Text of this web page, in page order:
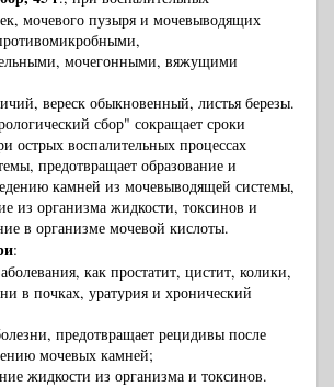
мочевого пузыря и мочевыводящих
мочегонными, вяжущими
вереск обыкновенный, листья березы.
сбор" сокращает сроки
острых воспалительных процессах
предотвращает образование и
камней из мочевыводящей системы,
из организма жидкости, токсинов и
в организме мочевой кислоты.
:
как простатит, цистит, колики,
в почках, уратурия и хронический
предотвращает рецидивы после
мочевых камней;
жидкости из организма и токсинов.